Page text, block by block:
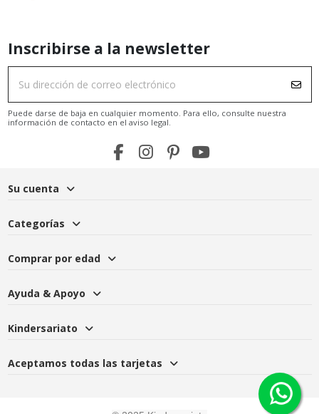
Inscribirse a la newsletter
Puede darse de baja en cualquier momento. Para ello, consulte nuestra
información de contacto en el aviso legal.
Su cuenta
Categorías
Comprar por edad
Ayuda & Apoyo
Kindersariato
Aceptamos todas las tarjetas